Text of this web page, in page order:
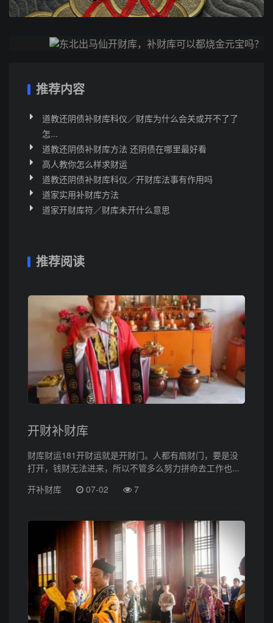
下一篇
推荐内容
道教还阴债补财库科仪／财库为什么会关或开不了了
怎...
道教还阴债补财库方法 还阴债在哪里最好看
高人教你怎么样求财运
道教还阴债补财库科仪／开财库法事有作用吗
道家实用补财库方法
道家开财库符／财库未开什么意思
推荐阅读
开财补财库
财库财运181开财运就是开财门。人都有扇财门，要是没
打开，钱财无法进来，所以不管多么努力拼命去工作也...
开补财库
07-02 7